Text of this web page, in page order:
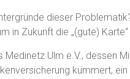
dieser
in Zukunft die „(gute)
Medinetz Ulm e.V., dessen
kümmert,